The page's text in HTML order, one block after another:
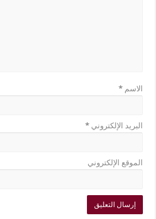
الاسم*
البريد الإلكتروني*
الموقع الإلكتروني